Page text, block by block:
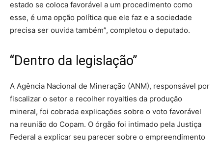
estado se coloca favorável a um procedimento como
esse, é uma opção política que ele faz e a sociedade
precisa ser ouvida também”, completou o deputado.
“Dentro da legislação”
A Agência Nacional de Mineração (ANM), responsável por
fiscalizar o setor e recolher royalties da produção
mineral, foi cobrada explicações sobre o voto favorável
na reunião do Copam. O órgão foi intimado pela Justiça
Federal a explicar seu parecer sobre o empreendimento